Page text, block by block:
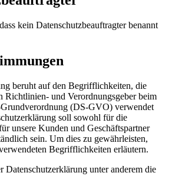
kein Datenschutzbeauftragter benannt
beruht auf den Begrifflichkeiten, die
Richtlinien- und Verordnungsgeber beim
Grundverordnung (DS-GVO) verwendet
soll sowohl für die
unsere Kunden und Geschäftspartner
sein. Um dies zu gewährleisten,
Begrifflichkeiten erläutern.
Datenschutzerklärung unter anderem die